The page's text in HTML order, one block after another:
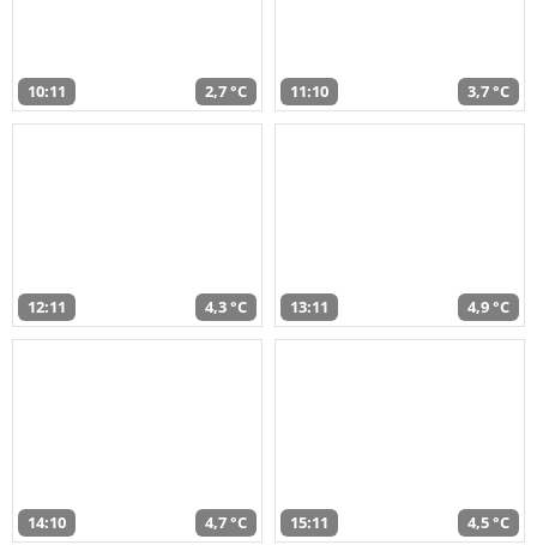
10:11 2,7 °C 11:10 3,7 °C
12:11 4,3 °C 13:11 4,9 °C
14:10 4,7 °C 15:11 4,5 °C